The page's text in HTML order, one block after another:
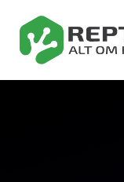
indhold